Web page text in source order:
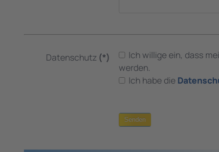
Datenschutz (*)
Ich willige ein, dass
werden.
Ich habe die
Senden